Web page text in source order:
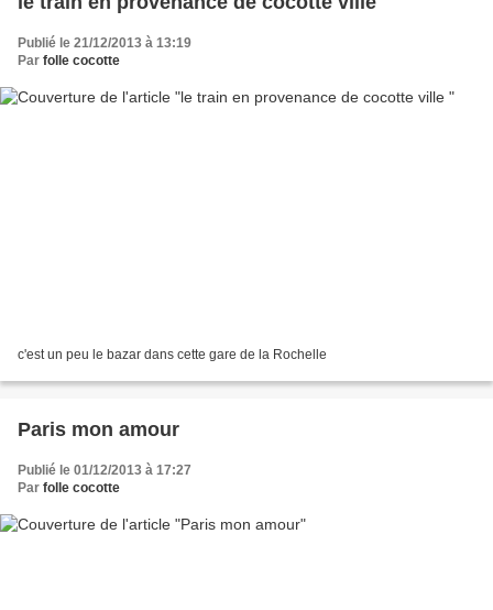
Publié le 21/12/2013 à 13:19
Par folle cocotte
c'est un peu le bazar dans cette gare de la Rochelle
Paris mon amour
Publié le 01/12/2013 à 17:27
Par folle cocotte